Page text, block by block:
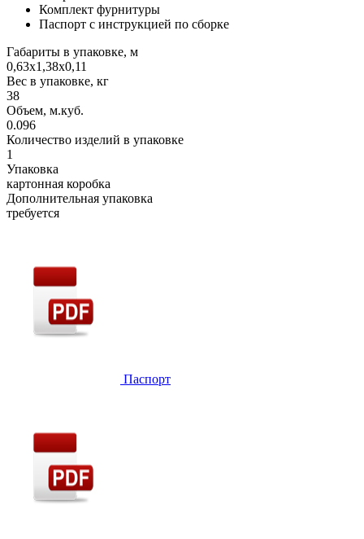
Комплект фурнитуры
Паспорт с инструкцией по сборке
Габариты в упаковке, м
0,63х1,38х0,11
Вес в упаковке, кг
38
Объем, м.куб.
0.096
Количество изделий в упаковке
1
Упаковка
картонная коробка
Дополнительная упаковка
требуется
Паспорт